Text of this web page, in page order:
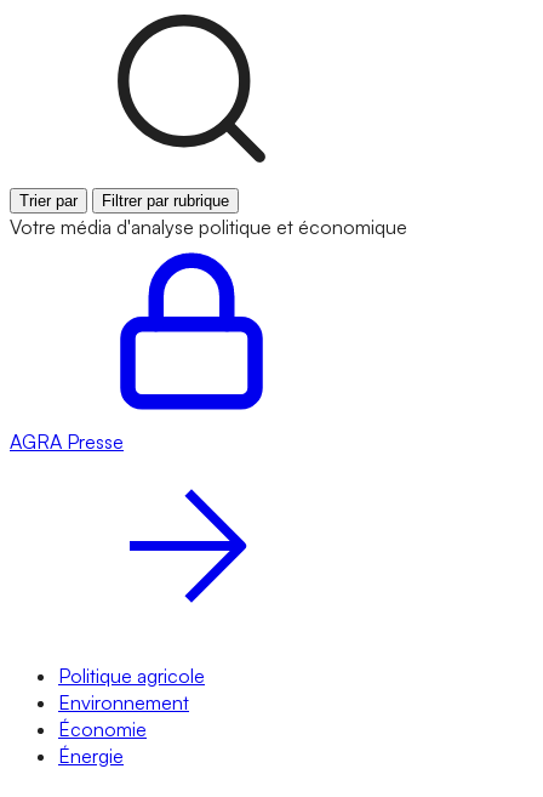
Trier par Filtrer par rubrique
Votre média d'analyse politique et économique
AGRA Presse
Politique agricole
Environnement
Économie
Énergie